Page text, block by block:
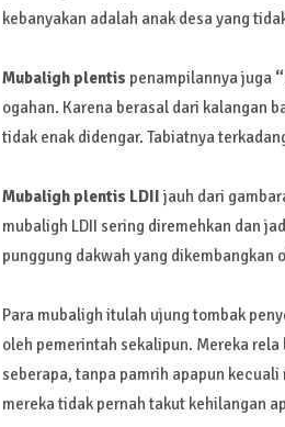
kebanyakan adalah anak desa yang
Mubaligh plentis penampilannya juga
ogahan. Karena berasal dari kalangan
tidak enak didengar. Tabiatnya
Mubaligh plentis LDII jauh dari
mubaligh LDII sering diremehkan dan
punggung dakwah yang dikembangkan
Para mubaligh itulah ujung tombak
oleh pemerintah sekalipun. Mereka
seberapa, tanpa pamrih apapun
mereka tidak pernah takut kehilangan